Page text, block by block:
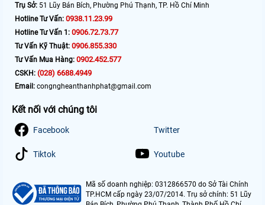
Trụ Sở: 51 Lũy Bán Bích, Phường Phú Thạnh, TP. Hồ Chí Minh
Hotline Tư Vấn: 0938.11.23.99
Hotline Tư Vấn 1: 0906.72.73.77
Tư Vấn Kỹ Thuật: 0906.855.330
Tư Vấn Mua Hàng: 0902.452.577
CSKH: (028) 6688.4949
Email: congngheanthanhphat@gmail.com
Kết nối với chúng tôi
Facebook Twitter
Tiktok Youtube
Mã số doanh nghiệp: 0312866570 do Sở Tài Chính
TP.HCM cấp ngày 23/07/2014. Trụ sở chính: 51 Lũy